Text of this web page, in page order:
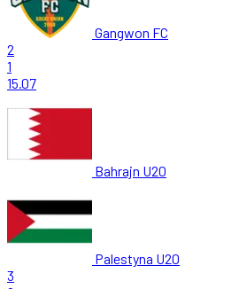
Gangwon FC
2
1
15.07
Bahrajn U20
Palestyna U20
3